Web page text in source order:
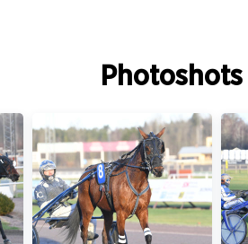
Photoshots